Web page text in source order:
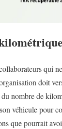
qui
doit
nombre de
véhicule pour
que pourrait